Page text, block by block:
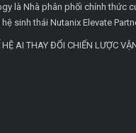
là Nhà phân phối chính thức
sinh thái Nutanix Elevate
AI THAY ĐỔI CHIẾN LƯỢC